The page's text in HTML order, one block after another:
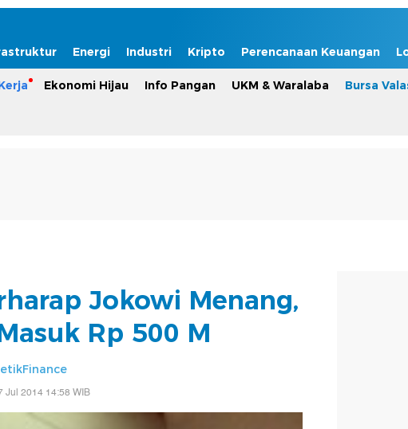
Energi Industri Kripto Perencanaan Keuangan
Ekonomi Hijau Info Pangan UKM & Waralaba Bursa
Jokowi Menang,
Rp 500 M
Jul 2014 14:58 WIB